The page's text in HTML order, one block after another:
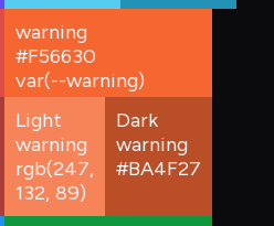
warning
#F56630
var(--warning)
Light
warning
rgb(247,
132, 89)
Dark
warning
#BA4F27